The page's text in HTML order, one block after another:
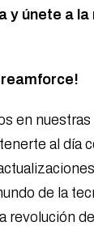
y únete a
en nuestras
al día
de la
revolución